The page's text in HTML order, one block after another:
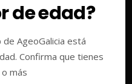
de edad?
AgeoGalicia está
Confirma que tienes
más
Operadoras (AGEO) integra